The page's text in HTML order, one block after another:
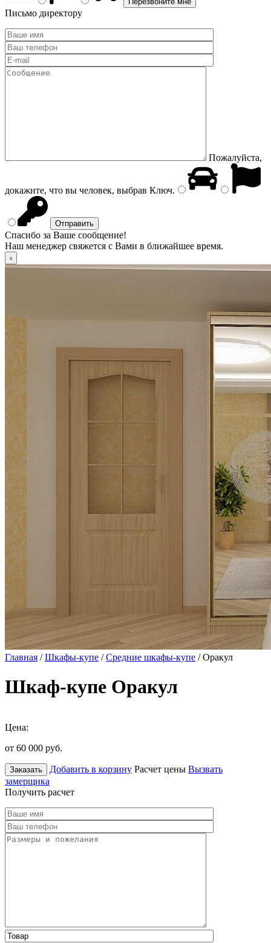
Письмо директору
Пожалуйста,
докажите, что вы человек, выбрав Ключ.
Спасибо за Ваше сообщение!
Наш менеджер свяжется с Вами в ближайшее время.
Главная /Шкафы-купе /Средние шкафы-купе / Оракул
Шкаф-купе Оракул
Цена:
от 60 000 руб.
Заказать Добавить в корзину Расчет цены Вызвать
замерщика
Получить расчет